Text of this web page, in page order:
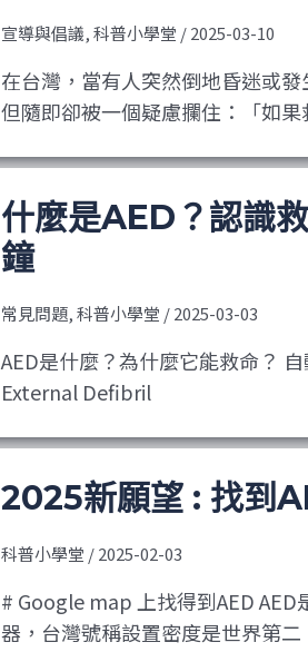
宣導與倡議,科普小學堂 /2025-03-10
在台灣，當有人突然倒地昏迷或
但隨即卻被一個疑慮攔住：「如
什麼是AED？認識
鐘
常見問題,科普小學堂 /2025-03-03
AED是什麼？為什麼它能救命？
External Defibril
2025新願望 : 找到
科普小學堂 /2025-02-03
# Google map 上找得到AED
器，台灣號稱設置密度是世界第二